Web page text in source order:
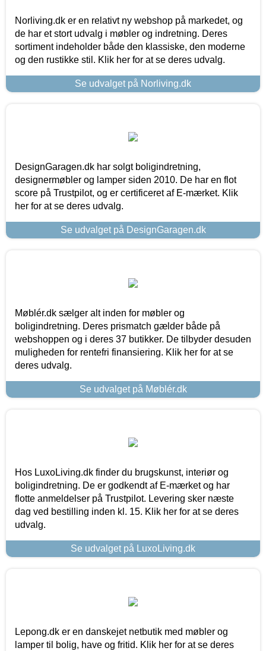
Norliving.dk er en relativt ny webshop på markedet, og
de har et stort udvalg i møbler og indretning. Deres
sortiment indeholder både den klassiske, den moderne
og den rustikke stil. Klik her for at se deres udvalg.
Se udvalget på Norliving.dk
DesignGaragen.dk har solgt boligindretning,
designermøbler og lamper siden 2010. De har en flot
score på Trustpilot, og er certificeret af E-mærket. Klik
her for at se deres udvalg.
Se udvalget på DesignGaragen.dk
Møblér.dk sælger alt inden for møbler og
boligindretning. Deres prismatch gælder både på
webshoppen og i deres 37 butikker. De tilbyder desuden
muligheden for rentefri finansiering. Klik her for at se
deres udvalg.
Se udvalget på Møblér.dk
Hos LuxoLiving.dk finder du brugskunst, interiør og
boligindretning. De er godkendt af E-mærket og har
flotte anmeldelser på Trustpilot. Levering sker næste
dag ved bestilling inden kl. 15. Klik her for at se deres
udvalg.
Se udvalget på LuxoLiving.dk
Lepong.dk er en danskejet netbutik med møbler og
lamper til bolig, have og fritid. Klik her for at se deres